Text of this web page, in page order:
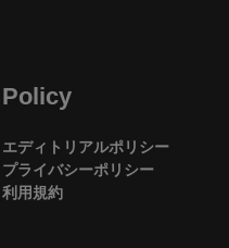
Policy
エディトリアルポリシー
プライバシーポリシー
利用規約